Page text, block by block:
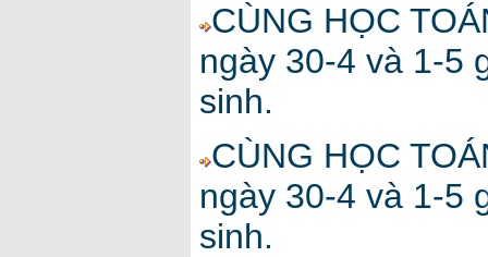
CÙNG HỌC
ngày 30-4 và 1-5
sinh.
CÙNG HỌC
ngày 30-4 và 1-5
sinh.